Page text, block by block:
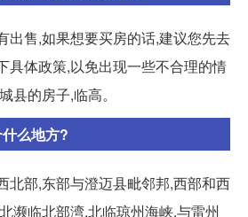
出售,如果想要买房的话,建议您先去
具体政策,以免出现一些不合理的情
县的房子,临高。
么地方?
北部,东部与澄迈县毗邻邦,西部和西
濒临北部湾,北临琼州海峡,与雷州